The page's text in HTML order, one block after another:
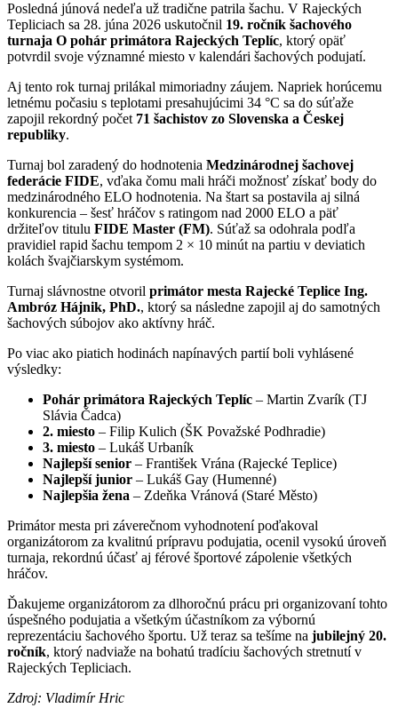
Posledná júnová nedeľa už tradične patrila šachu. V Rajeckých
Tepliciach sa 28. júna 2026 uskutočnil 19. ročník šachového
turnaja O pohár primátora Rajeckých Teplíc, ktorý opäť
potvrdil svoje významné miesto v kalendári šachových podujatí.
Aj tento rok turnaj prilákal mimoriadny záujem. Napriek horúcemu
letnému počasiu s teplotami presahujúcimi 34 °C sa do súťaže
zapojil rekordný počet 71 šachistov zo Slovenska a Českej
republiky.
Turnaj bol zaradený do hodnotenia Medzinárodnej šachovej
federácie FIDE, vďaka čomu mali hráči možnosť získať body do
medzinárodného ELO hodnotenia. Na štart sa postavila aj silná
konkurencia – šesť hráčov s ratingom nad 2000 ELO a päť
držiteľov titulu FIDE Master (FM). Súťaž sa odohrala podľa
pravidiel rapid šachu tempom 2 × 10 minút na partiu v deviatich
kolách švajčiarskym systémom.
Turnaj slávnostne otvoril primátor mesta Rajecké Teplice Ing.
Ambróz Hájnik, PhD., ktorý sa následne zapojil aj do samotných
šachových súbojov ako aktívny hráč.
Po viac ako piatich hodinách napínavých partií boli vyhlásené
výsledky:
Pohár primátora Rajeckých Teplíc – Martin Zvarík (TJ
Slávia Čadca)
2. miesto – Filip Kulich (ŠK Považské Podhradie)
3. miesto – Lukáš Urbaník
Najlepší senior – František Vrána (Rajecké Teplice)
Najlepší junior – Lukáš Gay (Humenné)
Najlepšia žena – Zdeňka Vránová (Staré Město)
Primátor mesta pri záverečnom vyhodnotení poďakoval
organizátorom za kvalitnú prípravu podujatia, ocenil vysokú úroveň
turnaja, rekordnú účasť aj férové športové zápolenie všetkých
hráčov.
Ďakujeme organizátorom za dlhoročnú prácu pri organizovaní tohto
úspešného podujatia a všetkým účastníkom za výbornú
reprezentáciu šachového športu. Už teraz sa tešíme na jubilejný 20.
ročník, ktorý nadviaže na bohatú tradíciu šachových stretnutí v
Rajeckých Tepliciach.
Zdroj: Vladimír Hric